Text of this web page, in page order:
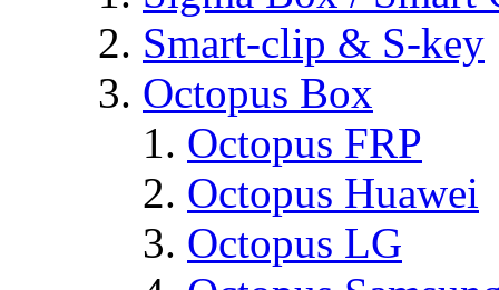
Smart-clip & S-key
Octopus Box
Octopus FRP
Octopus Huawei
Octopus LG